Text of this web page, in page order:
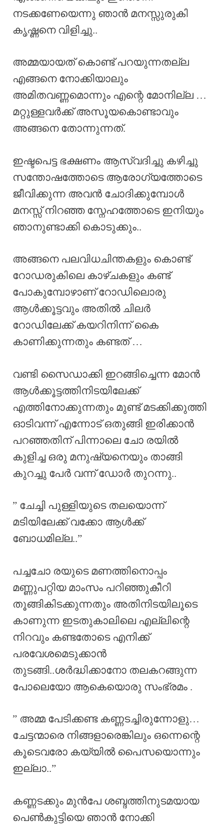
നടക്കണേയെന്നു ഞാൻ മനസ്സുരുകി
കൃഷ്ണനെ വിളിച്ചു..
അമ്മയായത് കൊണ്ട് പറയുന്നതല്ല
എങ്ങനെ നോക്കിയാലും
അമിതവണ്ണമൊന്നും എന്റെ മോനില്ല …
മറ്റുള്ളവർക്ക് അസൂയകൊണ്ടാവും
അങ്ങനെ തോന്നുന്നത്.
ഇഷ്ടപെട്ട ഭക്ഷണം ആസ്വദിച്ചു കഴിച്ചു
സന്തോഷത്തോടെ ആരോഗ്യത്തോടെ
ജീവിക്കുന്ന അവൻ ചോദിക്കുമ്പോൾ
മനസ്സ് നിറഞ്ഞ സ്നേഹത്തോടെ ഇനിയും
ഞാനുണ്ടാക്കി കൊടുക്കും..
അങ്ങനെ പലവിധചിന്തകളും കൊണ്ട്
റോഡരുകിലെ കാഴ്ചകളും കണ്ട്
പോകുമ്പോഴാണ് റോഡിലൊരു
ആൾക്കൂട്ടവും അതിൽ ചിലർ
റോഡിലേക്ക് കയറിനിന്ന് കൈ
കാണിക്കുന്നതും കണ്ടത് …
വണ്ടി സൈഡാക്കി ഇറങ്ങിച്ചെന്ന മോൻ
ആൾക്കൂട്ടത്തിനിടയിലേക്ക്
എത്തിനോക്കുന്നതും മുണ്ട് മടക്കിക്കുത്തി
ഓടിവന്ന് എന്നോട് ഒതുങ്ങി ഇരിക്കാൻ
പറഞ്ഞതിന് പിന്നാലെ ചോ രയിൽ
കുളിച്ച ഒരു മനുഷ്യനെയും താങ്ങി
കുറച്ചു പേർ വന്ന് ഡോർ തുറന്നു..
” ചേച്ചി പുള്ളിയുടെ തലയൊന്ന്
മടിയിലേക്ക് വക്കോ ആൾക്ക്
ബോധമില്ല..”
പച്ചചോ രയുടെ മണത്തിനൊപ്പം
മണ്ണുപറ്റിയ മാംസം പറിഞ്ഞുകീറി
തൂങ്ങികിടക്കുന്നതും അതിനിടയിലൂടെ
കാണുന്ന ഇടതുകാലിലെ എല്ലിന്റെ
നിറവും കണ്ടതോടെ എനിക്ക്
പരവേശമെടുക്കാൻ
തുടങ്ങി..ശർദ്ധിക്കാനോ തലകറങ്ങുന്ന
പോലെയോ ആകെയൊരു സംഭ്രമം .
” അമ്മ പേടിക്കണ്ട കണ്ണടച്ചിരുന്നോളു…
ചേട്ടന്മാരെ നിങ്ങളാരെങ്കിലും ഒന്നെന്റെ
കൂടെവരോ കയ്യിൽ പൈസയൊന്നും
ഇല്ലാ..”
കണ്ണടക്കും മുൻപേ ശബ്ദത്തിനുടമയായ
പെൺകുട്ടിയെ ഞാൻ നോക്കി